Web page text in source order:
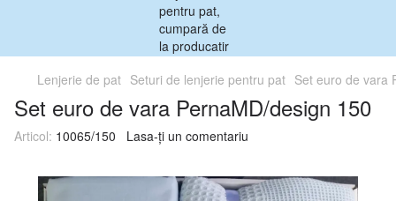
Lenjerie de pat Seturi de lenjerie pentru pat Set euro de vara
Set euro de vara PernaMD/design 150
Articol: 10065/150 Lasa-ți un comentariu